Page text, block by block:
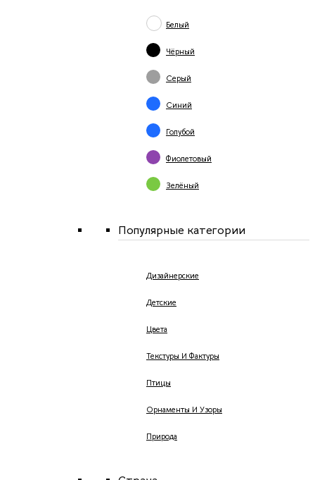
Белый
Чёрный
Серый
Синий
Голубой
Фиолетовый
Зелёный
Популярные категории
Дизайнерские
Детские
Цвета
Текстуры И Фактуры
Птицы
Орнаменты И Узоры
Природа